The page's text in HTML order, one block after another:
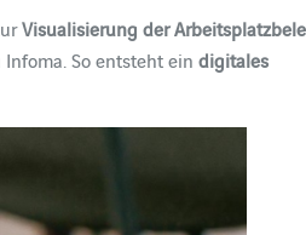
Visualisierung der
So entsteht eindigitales